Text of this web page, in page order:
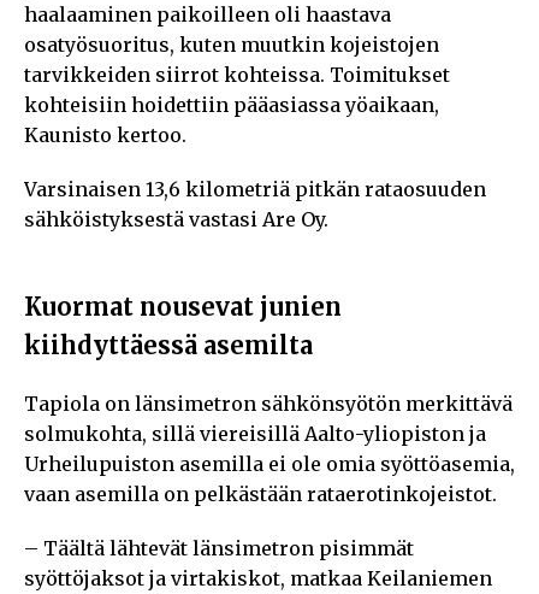
haalaaminen paikoilleen oli haastava
osatyösuoritus, kuten muutkin kojeistojen
tarvikkeiden siirrot kohteissa. Toimitukset
kohteisiin hoidettiin pääasiassa yöaikaan,
Kaunisto kertoo.
Varsinaisen 13,6 kilometriä pitkän rataosuuden
sähköistyksestä vastasi Are Oy.
Kuormat nousevat junien
kiihdyttäessä asemilta
Tapiola on länsimetron sähkönsyötön merkittävä
solmukohta, sillä viereisillä Aalto-yliopiston ja
Urheilupuiston asemilla ei ole omia syöttöasemia,
vaan asemilla on pelkästään rataerotinkojeistot.
– Täältä lähtevät länsimetron pisimmät
syöttöjaksot ja virtakiskot, matkaa Keilaniemen